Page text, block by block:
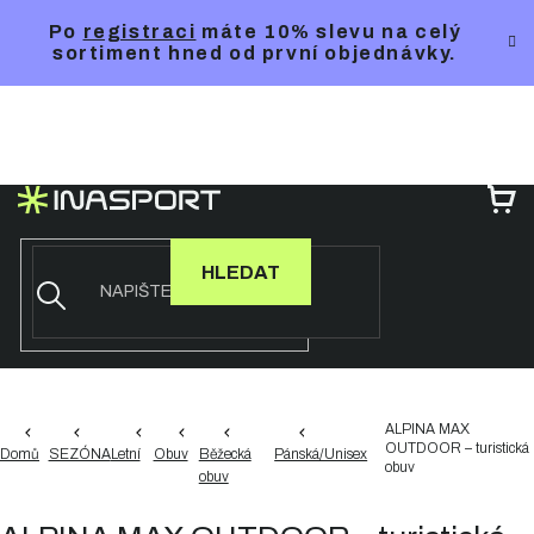
Po registraci máte 10% slevu na celý
sortiment hned od první objednávky.
HLEDAT
Domů SEZÓNALetní Obuv
Běžecká
obuv
Pánská/Unisex
ALPINA MAX
OUTDOOR – turistická
obuv